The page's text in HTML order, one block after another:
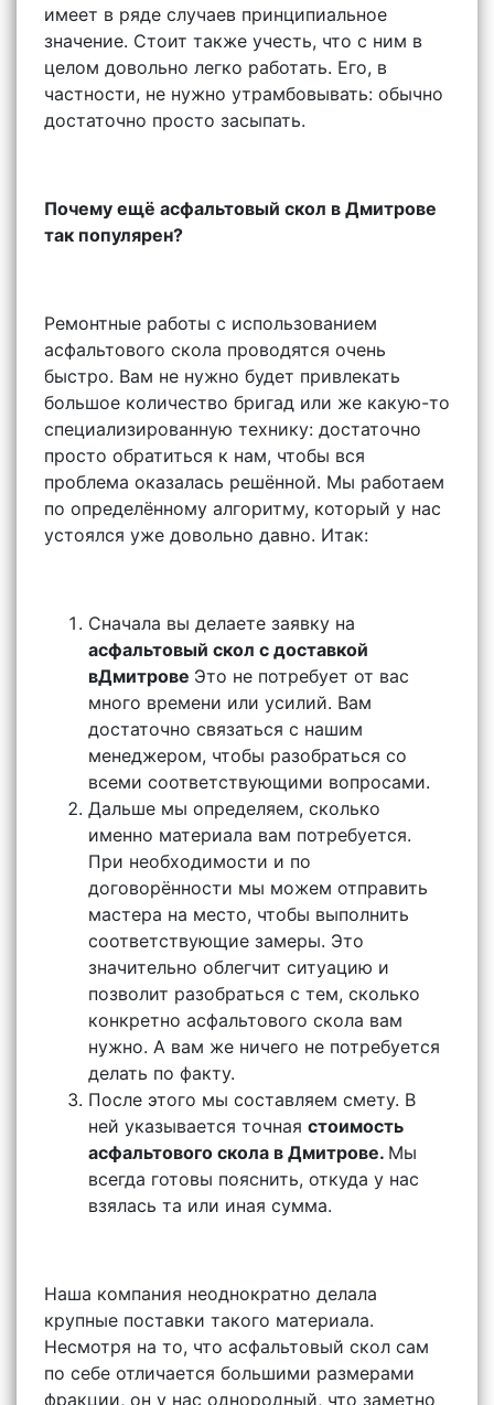
имеет в ряде случаев принципиальное
значение. Стоит также учесть, что с ним в
целом довольно легко работать. Его, в
частности, не нужно утрамбовывать: обычно
достаточно просто засыпать.
Почему ещё асфальтовый скол в Дмитрове
так популярен?
Ремонтные работы с использованием
асфальтового скола проводятся очень
быстро. Вам не нужно будет привлекать
большое количество бригад или же какую-то
специализированную технику: достаточно
просто обратиться к нам, чтобы вся
проблема оказалась решённой. Мы работаем
по определённому алгоритму, который у нас
устоялся уже довольно давно. Итак:
Сначала вы делаете заявку на
асфальтовый скол с доставкой
вДмитрове Это не потребует от вас
много времени или усилий. Вам
достаточно связаться с нашим
менеджером, чтобы разобраться со
всеми соответствующими вопросами.
Дальше мы определяем, сколько
именно материала вам потребуется.
При необходимости и по
договорённости мы можем отправить
мастера на место, чтобы выполнить
соответствующие замеры. Это
значительно облегчит ситуацию и
позволит разобраться с тем, сколько
конкретно асфальтового скола вам
нужно. А вам же ничего не потребуется
делать по факту.
После этого мы составляем смету. В
ней указывается точная стоимость
асфальтового скола в Дмитрове. Мы
всегда готовы пояснить, откуда у нас
взялась та или иная сумма.
Наша компания неоднократно делала
крупные поставки такого материала.
Несмотря на то, что асфальтовый скол сам
по себе отличается большими размерами
фракции, он у нас однородный, что заметно